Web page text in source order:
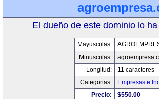
El dueño de este dominio lo
Mayusculas:
Minusculas:
Longitud:
11 caracteres
Categorias:
Empresas e
Precio:
$550.00